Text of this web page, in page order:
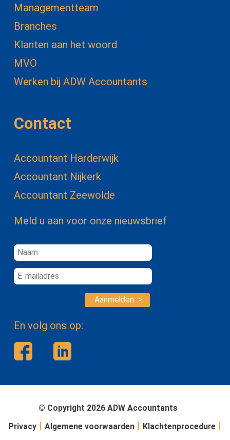
Managementteam
Branches
Klanten aan het woord
MVO
Werken bij ADW Accountants
Contact
Accountant Harderwijk
Accountant Nijkerk
Accountant Zeewolde
Meld u aan voor onze nieuwsbrief
Aanmelden >
En volg ons op:
© Copyright 2026 ADW Accountants
Privacy | Algemene voorwaarden | Klachtenprocedure |